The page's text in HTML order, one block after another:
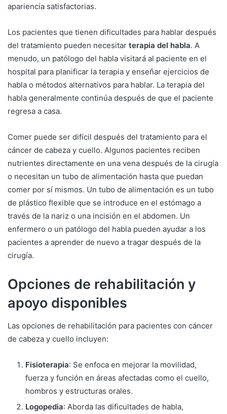
apariencia satisfactorias.
Los pacientes que tienen dificultades para hablar después
del tratamiento pueden necesitar terapia del habla. A
menudo, un patólogo del habla visitará al paciente en el
hospital para planificar la terapia y enseñar ejercicios de
habla o métodos alternativos para hablar. La terapia del
habla generalmente continúa después de que el paciente
regresa a casa.
Comer puede ser difícil después del tratamiento para el
cáncer de cabeza y cuello. Algunos pacientes reciben
nutrientes directamente en una vena después de la cirugía
o necesitan un tubo de alimentación hasta que puedan
comer por sí mismos. Un tubo de alimentación es un tubo
de plástico flexible que se introduce en el estómago a
través de la nariz o una incisión en el abdomen. Un
enfermero o un patólogo del habla pueden ayudar a los
pacientes a aprender de nuevo a tragar después de la
cirugía.
Opciones de rehabilitación y
apoyo disponibles
Las opciones de rehabilitación para pacientes con cáncer
de cabeza y cuello incluyen:
Fisioterapia: Se enfoca en mejorar la movilidad,
fuerza y función en áreas afectadas como el cuello,
hombros y estructuras orales.
Logopedia: Aborda las dificultades de habla,